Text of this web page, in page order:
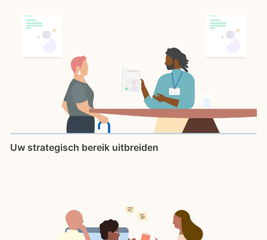
Uw strategisch bereik uitbreiden